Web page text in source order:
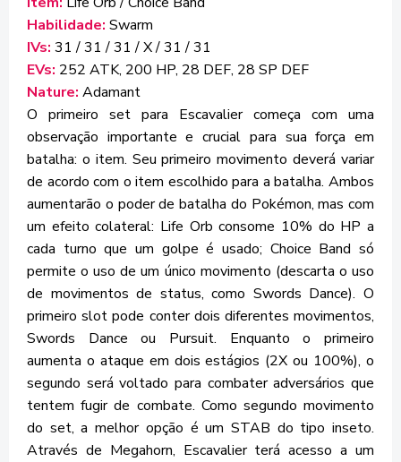
Habilidade: Swarm
IVs: 31 / 31 / 31 / X / 31 / 31
EVs: 252 ATK, 200 HP, 28 DEF, 28 SP DEF
Nature: Adamant
O primeiro set para Escavalier começa com uma
observação importante e crucial para sua força em
batalha: o item. Seu primeiro movimento deverá variar
de acordo com o item escolhido para a batalha. Ambos
aumentarão o poder de batalha do Pokémon, mas com
um efeito colateral: Life Orb consome 10% do HP a
cada turno que um golpe é usado; Choice Band só
permite o uso de um único movimento (descarta o uso
de movimentos de status, como Swords Dance). O
primeiro slot pode conter dois diferentes movimentos,
Swords Dance ou Pursuit. Enquanto o primeiro
aumenta o ataque em dois estágios (2X ou 100%), o
segundo será voltado para combater adversários que
tentem fugir de combate. Como segundo movimento
do set, a melhor opção é um STAB do tipo inseto.
Através de Megahorn, Escavalier terá acesso a um